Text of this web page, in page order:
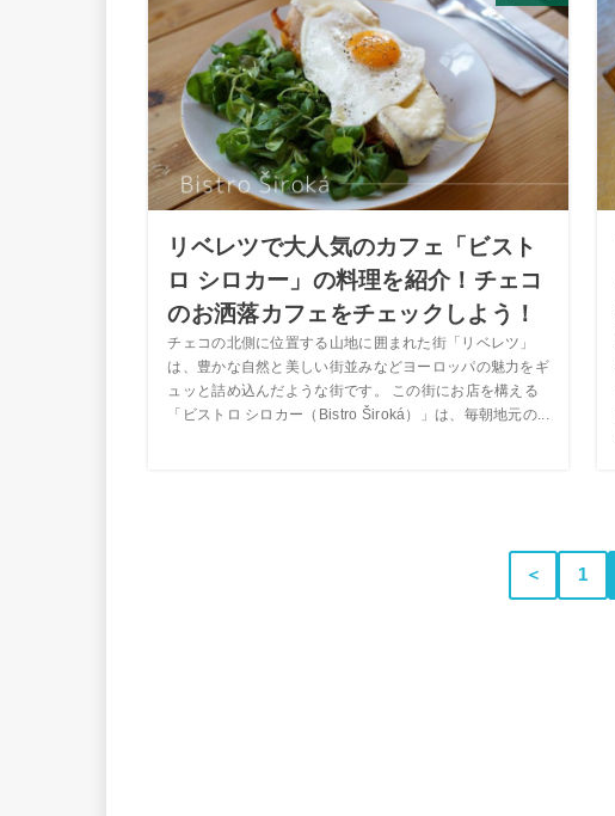
リベレツで大人気のカフェ「ビスト
ロ シロカー」の料理を紹介！チェコ
のお洒落カフェをチェックしよう！
チェコの北側に位置する山地に囲まれた街「リベレツ」
は、豊かな自然と美しい街並みなどヨーロッパの魅力をギ
ュッと詰め込んだような街です。 この街にお店を構える
「ビストロ シロカー（Bistro Široká）」は、毎朝地元の...
＜ 1